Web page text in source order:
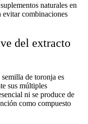
suplementos naturales en
evitar combinaciones
del extracto
de toronja es
sus múltiples
ni se produce de
como compuesto